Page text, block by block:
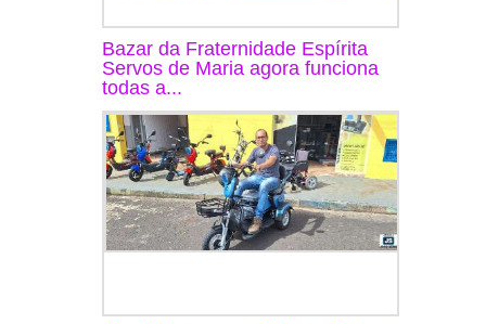
Bazar da Fraternidade Espírita
Servos de Maria agora funciona
todas a...